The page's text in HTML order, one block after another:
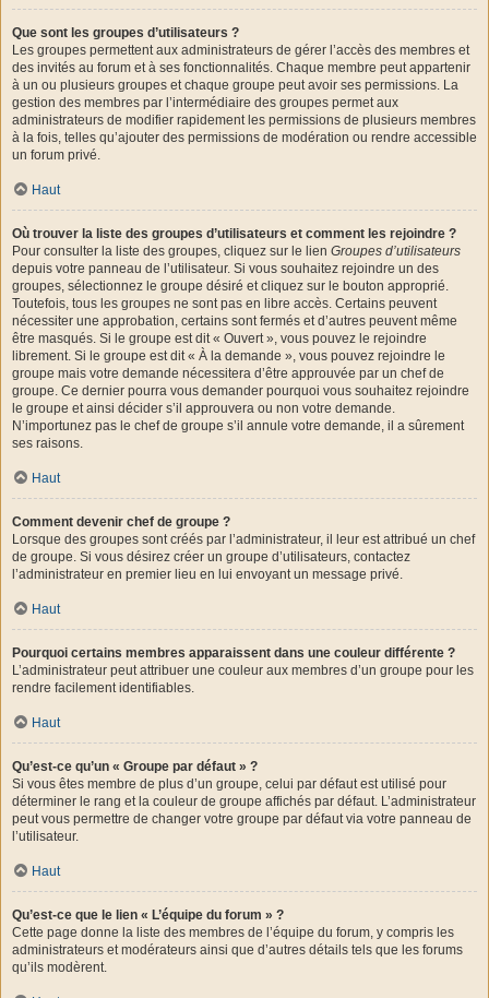
Que sont les groupes d’utilisateurs ?
Les groupes permettent aux administrateurs de gérer l’accès des membres et
des invités au forum et à ses fonctionnalités. Chaque membre peut appartenir
à un ou plusieurs groupes et chaque groupe peut avoir ses permissions. La
gestion des membres par l’intermédiaire des groupes permet aux
administrateurs de modifier rapidement les permissions de plusieurs membres
à la fois, telles qu’ajouter des permissions de modération ou rendre accessible
un forum privé.
Haut
Où trouver la liste des groupes d’utilisateurs et comment les rejoindre ?
Pour consulter la liste des groupes, cliquez sur le lien Groupes d’utilisateurs
depuis votre panneau de l’utilisateur. Si vous souhaitez rejoindre un des
groupes, sélectionnez le groupe désiré et cliquez sur le bouton approprié.
Toutefois, tous les groupes ne sont pas en libre accès. Certains peuvent
nécessiter une approbation, certains sont fermés et d’autres peuvent même
être masqués. Si le groupe est dit « Ouvert », vous pouvez le rejoindre
librement. Si le groupe est dit « À la demande », vous pouvez rejoindre le
groupe mais votre demande nécessitera d’être approuvée par un chef de
groupe. Ce dernier pourra vous demander pourquoi vous souhaitez rejoindre
le groupe et ainsi décider s’il approuvera ou non votre demande.
N’importunez pas le chef de groupe s’il annule votre demande, il a sûrement
ses raisons.
Haut
Comment devenir chef de groupe ?
Lorsque des groupes sont créés par l’administrateur, il leur est attribué un chef
de groupe. Si vous désirez créer un groupe d’utilisateurs, contactez
l’administrateur en premier lieu en lui envoyant un message privé.
Haut
Pourquoi certains membres apparaissent dans une couleur différente ?
L’administrateur peut attribuer une couleur aux membres d’un groupe pour les
rendre facilement identifiables.
Haut
Qu’est-ce qu’un « Groupe par défaut » ?
Si vous êtes membre de plus d’un groupe, celui par défaut est utilisé pour
déterminer le rang et la couleur de groupe affichés par défaut. L’administrateur
peut vous permettre de changer votre groupe par défaut via votre panneau de
l’utilisateur.
Haut
Qu’est-ce que le lien « L’équipe du forum » ?
Cette page donne la liste des membres de l’équipe du forum, y compris les
administrateurs et modérateurs ainsi que d’autres détails tels que les forums
qu’ils modèrent.